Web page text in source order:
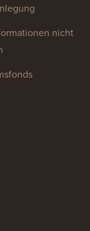
nicht